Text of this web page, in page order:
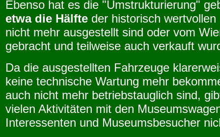
Ebenso hat es die "Umstrukturierung"
etwa die Hälfte der historisch wertvollen
nicht mehr ausgestellt sind oder vom
gebracht und teilweise auch verkauft
Da die ausgestellten Fahrzeuge
keine technische Wartung mehr
auch nicht mehr betriebstauglich sind,
vielen Aktivitäten mit den
Interessenten und Museumsbesucher